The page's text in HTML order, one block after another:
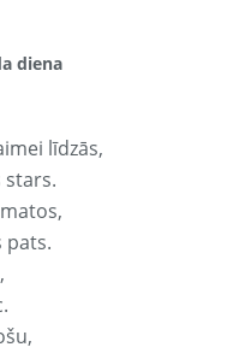
diena
līdzās,
stars.
pats.